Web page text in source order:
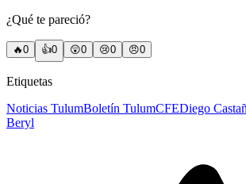
¿Qué te pareció?
🔥0 👍0 😲0 😢0 😠0
Etiquetas
Noticias TulumBoletín TulumCFEDiego
Beryl